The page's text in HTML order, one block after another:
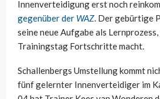
Innenverteidigung erst noch
gegenüber der WAZ. Der gebürtige
seine neue Aufgabe als
Trainingstag Fortschritte macht.
Schallenbergs Umstellung kommt
fünf gelernter Innenverteidiger im